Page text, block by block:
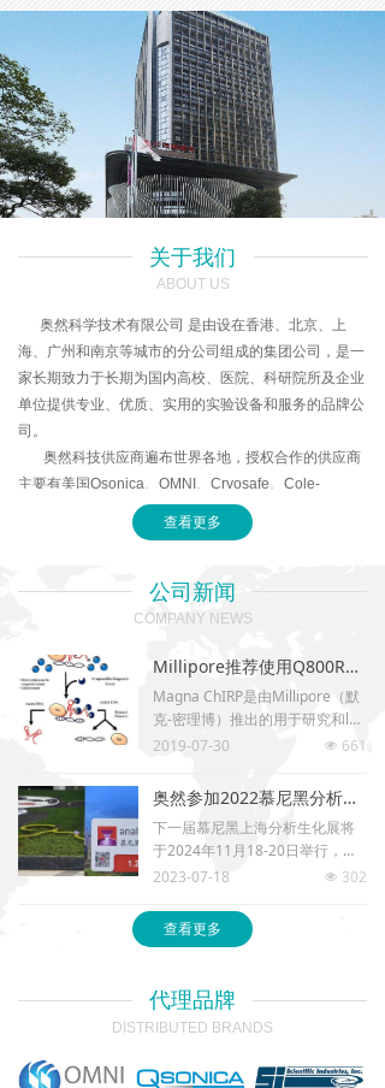
ABOUT US
关于我们
查看更多
奥然科学技术有限公司 是由设在香港、北京、上
海、广州和南京等城市的分公司组成的集团公司，是一
家长期致力于长期为国内高校、医院、科研院所及企业
单位提供专业、优质、实用的实验设备和服务的品牌公
司。
奥然科技供应商遍布世界各地，授权合作的供应商
主要有美国Qsonica、OMNI、Cryosafe、Cole-
Parmer、IBI、Torrey Pines、Biospec、Heathrow、
PRO、Plas-Labs、Harvard、KDS、Biopticon，德国
世界知名公司。他们拥有一流的生产基地和专业的研发
队伍，优秀的产品质量和技术，这也必将带给我们的用
奥然科技坚持“诚信 负责 永续 共赢”的核心价值观，通
过持续创新、卓越运作和精细管理，为科研、生产用户
提供高品质的设备、技术与服务的同时，不断追求公司
和客户的共同发展，最终实现自己壮大和行业科技进步
公司新闻
COMPANY NEWS
Millipore推荐使用Q800R3设备剪切染色质
Magna ChIRP是由Millipore（默
克-密理博）推出的用于研究和lnc
RNA（长链非编码RNA）相互作
品化试剂盒。这个试剂盒采用了
独特的方法，可以发现染色质关
联RNA（如lncRNA）与基因组DN
A序列的结合位点，也可用于lncR
NA调节复合体的蛋白质组分进行
Magna ChIRP推荐使用Q800R3
넶 661
2019-07-30
奥然参加2022慕尼黑分析生化展圆满收官
下一届慕尼黑上海分析生化展将
于2024年11月18-20日举行，并
将回归上海新国际博览中心，奥
再次相逢！
넶 302
2023-07-18
查看更多
代理品牌
DISTRIBUTED BRANDS